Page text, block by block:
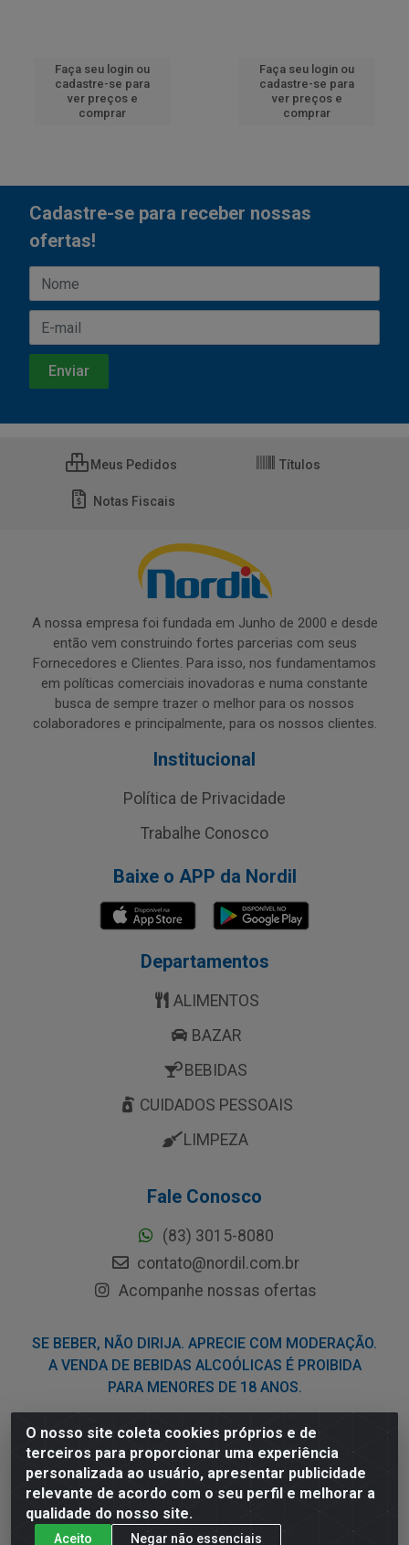
Faça seu login ou
cadastre-se para
ver preços e
comprar
Faça seu login ou
cadastre-se para
ver preços e
comprar
O nosso site coleta cookies próprios e de
terceiros para proporcionar uma experiência
personalizada ao usuário, apresentar publicidade
relevante de acordo com o seu perfil e melhorar a
qualidade do nosso site.
Aceito Negar não essenciais
Cadastre-se para receber nossas
ofertas!
Meus Pedidos Títulos
Notas Fiscais
A nossa empresa foi fundada em Junho de 2000 e desde
então vem construindo fortes parcerias com seus
Fornecedores e Clientes. Para isso, nos fundamentamos
em políticas comerciais inovadoras e numa constante
busca de sempre trazer o melhor para os nossos
colaboradores e principalmente, para os nossos clientes.
Institucional
Política de Privacidade
Trabalhe Conosco
Baixe o APP da Nordil
Departamentos
ALIMENTOS
BAZAR
BEBIDAS
CUIDADOS PESSOAIS
LIMPEZA
Fale Conosco
(83) 3015-8080
contato@nordil.com.br
Acompanhe nossas ofertas
SE BEBER, NÃO DIRIJA. APRECIE COM MODERAÇÃO.
A VENDA DE BEBIDAS ALCOÓLICAS É PROIBIDA
PARA MENORES DE 18 ANOS.
Nordil Distribuidora - Avenida Liberdade, 2738, Bloco F -
Sesi - Bayeux/PB - CEP 58.111-400 - CNPJ
03.775.813/0001-41